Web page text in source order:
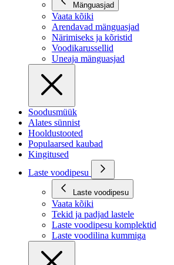
Mänguasjad
Vaata kõiki
Arendavad mänguasjad
Närimiseks ja kõristid
Voodikarussellid
Uneaja mänguasjad
Soodusmüük
Alates sünnist
Hooldustooted
Populaarsed kaubad
Kingitused
Laste voodipesu
Laste voodipesu
Vaata kõiki
Tekid ja padjad lastele
Laste voodipesu komplektid
Laste voodilina kummiga